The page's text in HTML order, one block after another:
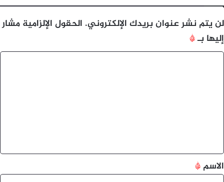
لن يتم نشر عنوان بريدك الإلكتروني. الحقول الإلزامية مشار
إليها بـ*
ق
*
الاسم *